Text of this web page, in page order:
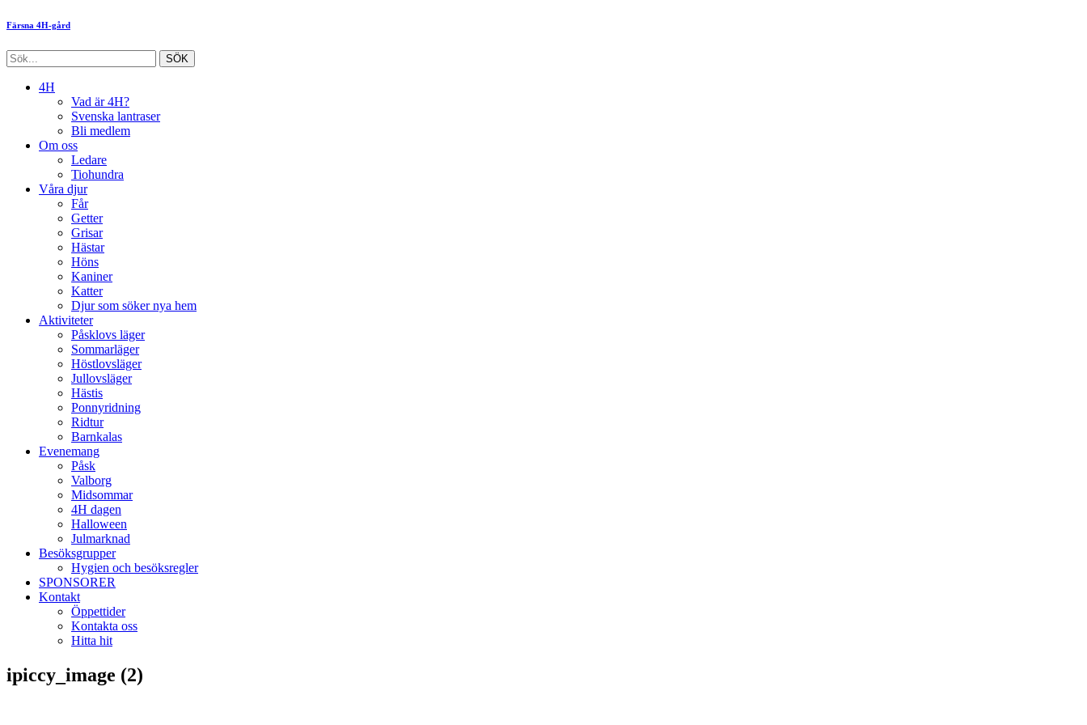
Färsna 4H-gård
4H
Vad är 4H?
Svenska lantraser
Bli medlem
Om oss
Ledare
Tiohundra
Våra djur
Får
Getter
Grisar
Hästar
Höns
Kaniner
Katter
Djur som söker nya hem
Aktiviteter
Påsklovs läger
Sommarläger
Höstlovsläger
Jullovsläger
Hästis
Ponnyridning
Ridtur
Barnkalas
Evenemang
Påsk
Valborg
Midsommar
4H dagen
Halloween
Julmarknad
Besöksgrupper
Hygien och besöksregler
SPONSORER
Kontakt
Öppettider
Kontakta oss
Hitta hit
ipiccy_image (2)